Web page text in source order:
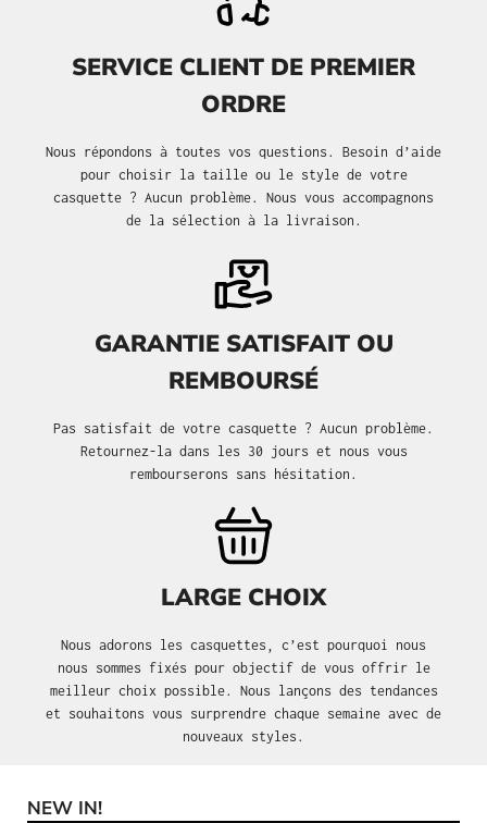
SERVICE CLIENT DE PREMIER
ORDRE
Nous répondons à toutes vos questions. Besoin d’aide
pour choisir la taille ou le style de votre
casquette ? Aucun problème. Nous vous accompagnons
de la sélection à la livraison.
GARANTIE SATISFAIT OU
REMBOURSÉ
Pas satisfait de votre casquette ? Aucun problème.
Retournez-la dans les 30 jours et nous vous
rembourserons sans hésitation.
LARGE CHOIX
Nous adorons les casquettes, c’est pourquoi nous
nous sommes fixés pour objectif de vous offrir le
meilleur choix possible. Nous lançons des tendances
et souhaitons vous surprendre chaque semaine avec de
nouveaux styles.
Ignorer la galerie de produits
NEW IN!